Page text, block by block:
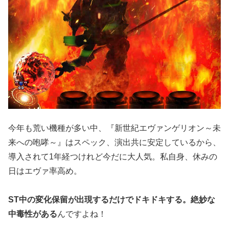
今年も荒い機種が多い中、『新世紀エヴァンゲリオン～未
来への咆哮～』はスペック、演出共に安定しているから、
導入されて1年経つけれど今だに大人気。私自身、休みの
日はエヴァ率高め。
ST中の変化保留が出現するだけでドキドキする。絶妙な
中毒性があるんですよね！